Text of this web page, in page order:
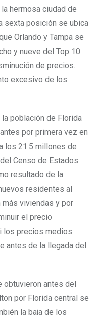
hermosa ciudad de
sexta posición se ubica
Orlando y Tampa se
y nueve del Top 10
de precios.
excesivo de los
población de Florida
por primera vez en
los 21.5 millones de
Censo de Estados
resultado de la
residentes al
viviendas y por
el precio
los precios medios
antes de la llegada del
obtuvieron antes del
por Florida central se
la baja de los